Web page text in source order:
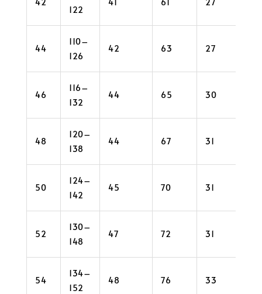
122
44
110–
126
42 63 27
46
116–
132
44 65 30
48
120–
138
44 67 31
50
124–
142
45 70 31
52
130–
148
47 72 31
54
134–
152
48 76 33